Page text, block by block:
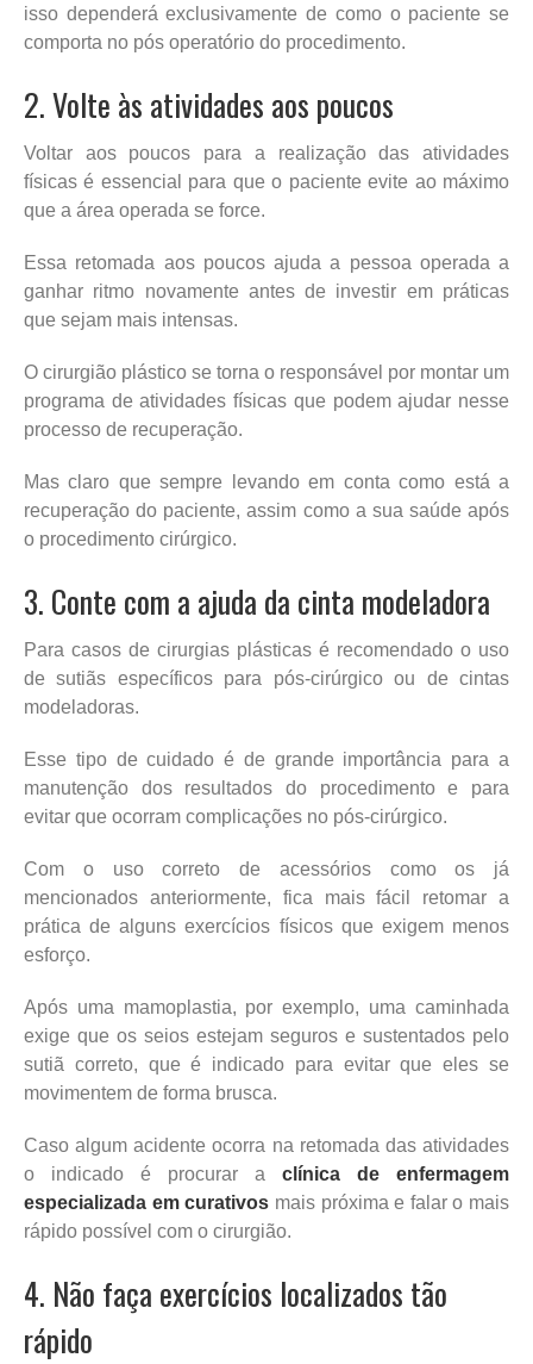
isso dependerá exclusivamente de como o paciente se
comporta no pós operatório do procedimento.
2. Volte às atividades aos poucos
Voltar aos poucos para a realização das atividades
físicas é essencial para que o paciente evite ao máximo
que a área operada se force.
Essa retomada aos poucos ajuda a pessoa operada a
ganhar ritmo novamente antes de investir em práticas
que sejam mais intensas.
O cirurgião plástico se torna o responsável por montar um
programa de atividades físicas que podem ajudar nesse
processo de recuperação.
Mas claro que sempre levando em conta como está a
recuperação do paciente, assim como a sua saúde após
o procedimento cirúrgico.
3. Conte com a ajuda da cinta modeladora
Para casos de cirurgias plásticas é recomendado o uso
de sutiãs específicos para pós-cirúrgico ou de cintas
modeladoras.
Esse tipo de cuidado é de grande importância para a
manutenção dos resultados do procedimento e para
evitar que ocorram complicações no pós-cirúrgico.
Com o uso correto de acessórios como os já
mencionados anteriormente, fica mais fácil retomar a
prática de alguns exercícios físicos que exigem menos
esforço.
Após uma mamoplastia, por exemplo, uma caminhada
exige que os seios estejam seguros e sustentados pelo
sutiã correto, que é indicado para evitar que eles se
movimentem de forma brusca.
Caso algum acidente ocorra na retomada das atividades
o indicado é procurar a clínica de enfermagem
especializada em curativos mais próxima e falar o mais
rápido possível com o cirurgião.
4. Não faça exercícios localizados tão
rápido